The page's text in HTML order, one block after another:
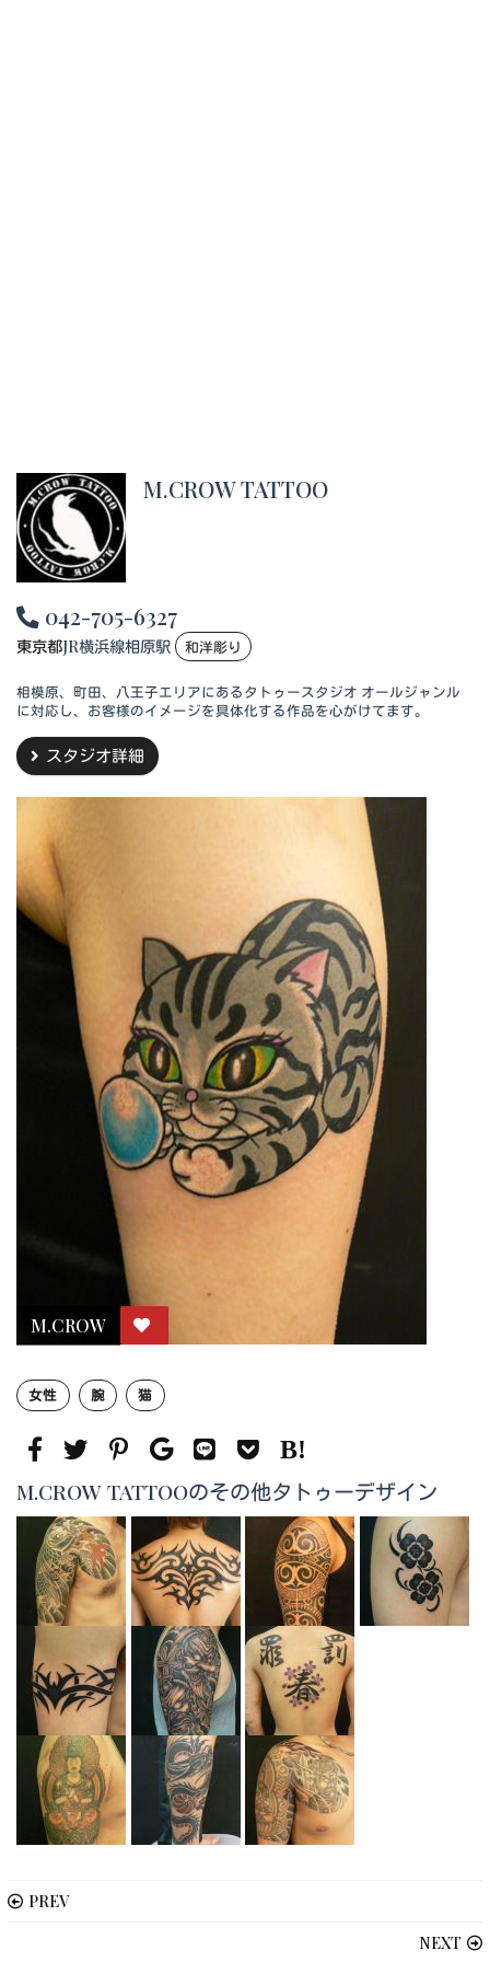
M.CROW TATTOO
042-705-6327
東京都JR横浜線相原駅 和洋彫り
相模原、町田、八王子エリアにあるタトゥースタジオ オールジャンル
に対応し、お客様のイメージを具体化する作品を心がけてます。
スタジオ詳細
M.CROW
女性 腕 猫
M.CROW TATTOOのその他タトゥーデザイン
PREV
NEXT